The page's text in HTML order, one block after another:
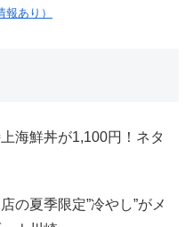
あり）
海鮮丼が1,100円！ネタ
の夏季限定”冷やし”がメ